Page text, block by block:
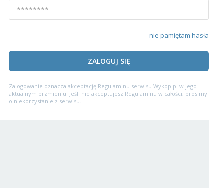
nie pamiętam hasła
ZALOGUJ SIĘ
Zalogowanie oznacza akceptację Regulaminu serwisu Wykop.pl w jego
aktualnym brzmieniu. Jeśli nie akceptujesz Regulaminu w całości, prosimy
o niekorzystanie z serwisu.